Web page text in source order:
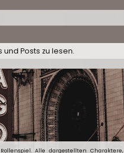
Posts zu lesen.
Alle dargestellten Charaktere,